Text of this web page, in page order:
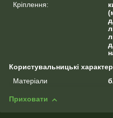
Кріплення:
Користувальницькі
Матеріали
Приховати